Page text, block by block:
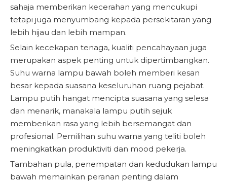
sahaja memberikan kecerahan yang mencukupi
tetapi juga menyumbang kepada persekitaran yang
lebih hijau dan lebih mampan.
Selain kecekapan tenaga, kualiti pencahayaan juga
merupakan aspek penting untuk dipertimbangkan.
Suhu warna lampu bawah boleh memberi kesan
besar kepada suasana keseluruhan ruang pejabat.
Lampu putih hangat mencipta suasana yang selesa
dan menarik, manakala lampu putih sejuk
memberikan rasa yang lebih bersemangat dan
profesional. Pemilihan suhu warna yang teliti boleh
meningkatkan produktiviti dan mood pekerja.
Tambahan pula, penempatan dan kedudukan lampu
bawah memainkan peranan penting dalam